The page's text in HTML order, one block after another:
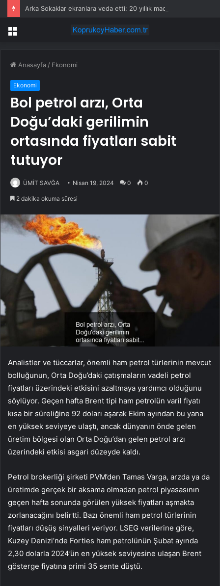
Menü
Anasayfa / Ekonomi
Ekonomi
Bol petrol arzı, Orta
Doğu’daki gerilimin
ortasında fiyatları sabit
tutuyor
ÜMİT SAVĞA Nisan 19, 2024 0 0
2 dakika okuma süresi
Analistler ve tüccarlar, önemli ham petrol türlerinin mevcut
bolluğunun, Orta Doğu’daki çatışmaların vadeli petrol
fiyatları üzerindeki etkisini azaltmaya yardımcı olduğunu
söylüyor. Geçen hafta Brent tipi ham petrolün varil fiyatı
kısa bir süreliğine 92 doları aşarak Ekim ayından bu yana
en yüksek seviyeye ulaştı, ancak dünyanın önde gelen
üretim bölgesi olan Orta Doğu’dan gelen petrol arzı
üzerindeki etkisi asgari düzeyde kaldı.
Petrol brokerliği şirketi PVM’den Tamas Varga, arzda ya da
üretimde gerçek bir aksama olmadan petrol piyasasının
geçen hafta sonunda görülen yüksek fiyatları aşmakta
zorlanacağını belirtti. Bazı önemli ham petrol türlerinin
fiyatları düşüş sinyalleri veriyor. LSEG verilerine göre,
Kuzey Denizi’nde Forties ham petrolünün Şubat ayında
2,30 dolarla 2024’ün en yüksek seviyesine ulaşan Brent
gösterge fiyatına primi 35 sente düştü.